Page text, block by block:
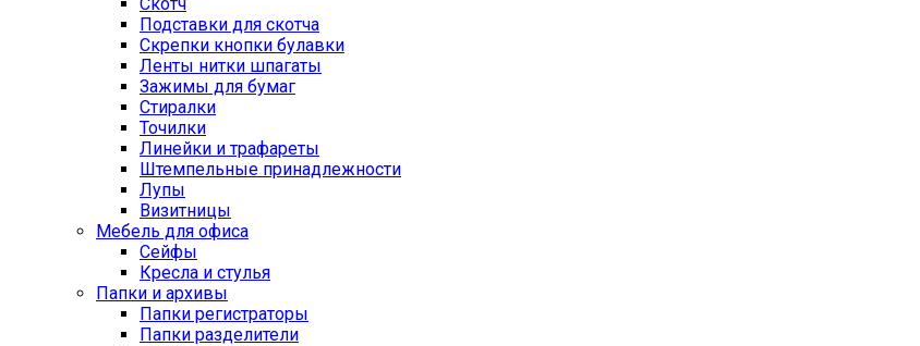
Скотч
Подставки для скотча
Скрепки кнопки булавки
Ленты нитки шпагаты
Зажимы для бумаг
Стиралки
Точилки
Линейки и трафареты
Штемпельные принадлежности
Лупы
Визитницы
Мебель для офиса
Сейфы
Кресла и стулья
Папки и архивы
Папки регистраторы
Папки разделители